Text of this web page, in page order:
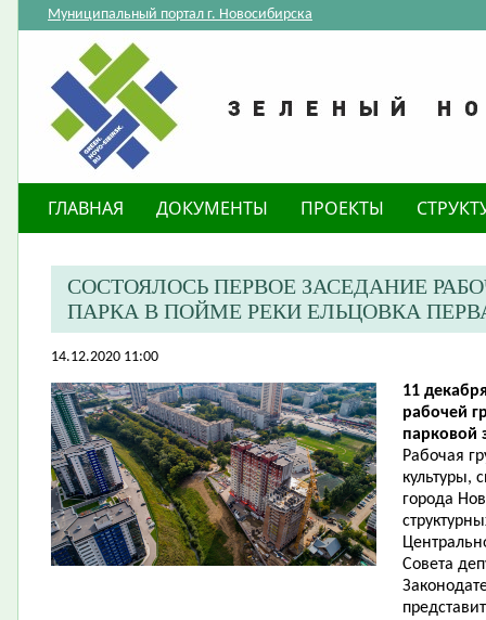
Муниципальный портал г. Новосибирска
ГЛАВНАЯ ДОКУМЕНТЫ ПРОЕКТЫ
СОСТОЯЛОСЬ ПЕРВОЕ ЗАСЕДАНИЕ
ПАРКА В ПОЙМЕ РЕКИ ЕЛЬЦОВКА
14.12.2020 11:00
11
рабочей
парковой
Рабочая
культуры,
города
Совета